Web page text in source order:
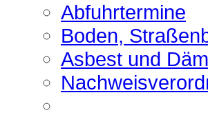
Abfuhrtermine
Boden,
Asbest und